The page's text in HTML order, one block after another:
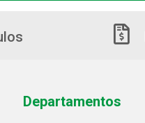
Departamentos